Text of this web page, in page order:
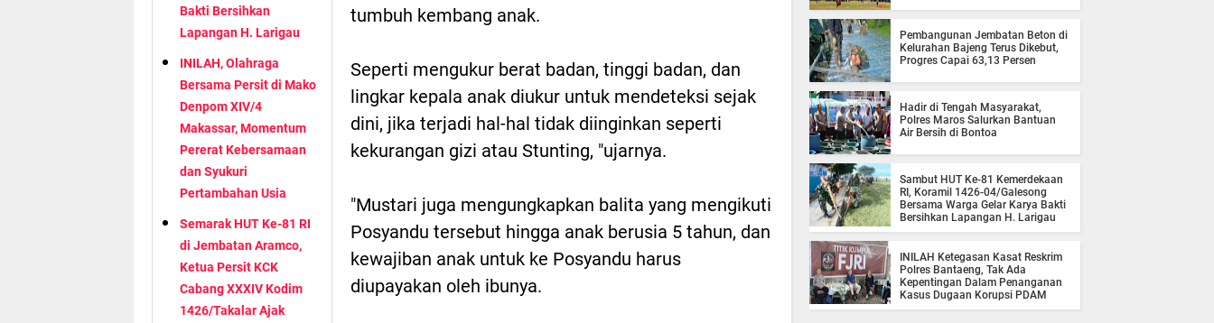
Bakti Bersihkan
Lapangan H. Larigau
INILAH, Olahraga
Bersama Persit di Mako
Denpom XIV/4
Makassar, Momentum
Pererat Kebersamaan
dan Syukuri
Pertambahan Usia
Semarak HUT Ke-81 RI
di Jembatan Aramco,
Ketua Persit KCK
Cabang XXXIV Kodim
1426/Takalar Ajak
tumbuh kembang anak.
Seperti mengukur berat badan, tinggi badan, dan
lingkar kepala anak diukur untuk mendeteksi sejak
dini, jika terjadi hal-hal tidak diinginkan seperti
kekurangan gizi atau Stunting, "ujarnya.
"Mustari juga mengungkapkan balita yang mengikuti
Posyandu tersebut hingga anak berusia 5 tahun, dan
kewajiban anak untuk ke Posyandu harus
diupayakan oleh ibunya.
Pembangunan Jembatan Beton di
Kelurahan Bajeng Terus Dikebut,
Progres Capai 63,13 Persen
Hadir di Tengah Masyarakat,
Polres Maros Salurkan Bantuan
Air Bersih di Bontoa
Sambut HUT Ke-81 Kemerdekaan
RI, Koramil 1426-04/Galesong
Bersama Warga Gelar Karya Bakti
Bersihkan Lapangan H. Larigau
INILAH Ketegasan Kasat Reskrim
Polres Bantaeng, Tak Ada
Kepentingan Dalam Penanganan
Kasus Dugaan Korupsi PDAM